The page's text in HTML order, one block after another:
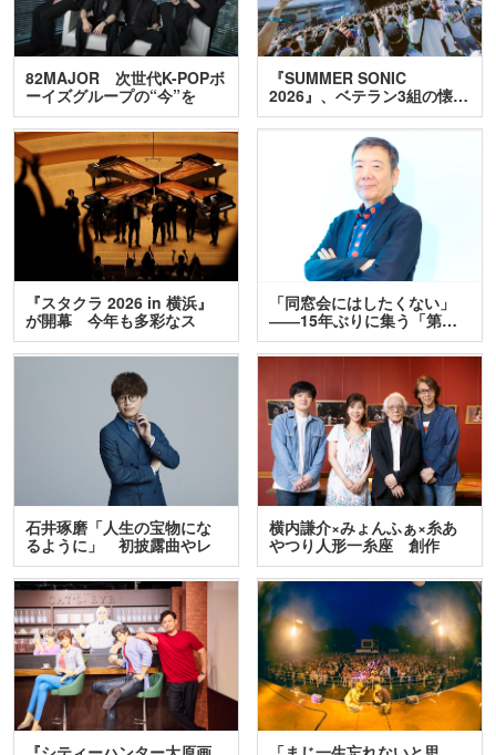
82MAJOR 次世代K-POPボ
ーイズグループの“今”を
訊…
『SUMMER SONIC
2026』、ベテラン3組の懐…
『スタクラ 2026 in 横浜』
が開幕 今年も多彩なス
テ…
「同窓会にはしたくない」
――15年ぶりに集う「第…
石井琢磨「人生の宝物にな
るように」 初披露曲やレ
ア…
横内謙介×みょんふぁ×糸あ
やつり人形一糸座 創作
人…